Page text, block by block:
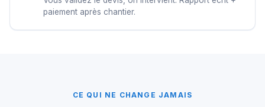
paiement après chantier.
CE QUI NE CHANGE JAMAIS